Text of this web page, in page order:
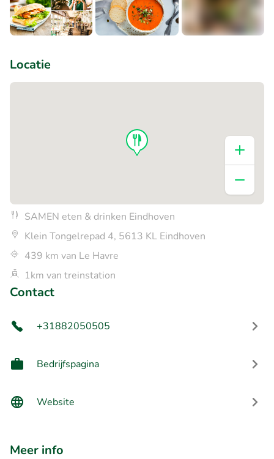
Locatie
SAMEN eten & drinken Eindhoven
Klein Tongelrepad 4, 5613 KL Eindhoven
439 km van Le Havre
1km van treinstation
Contact
+31882050505
Bedrijfspagina
Website
Meer info